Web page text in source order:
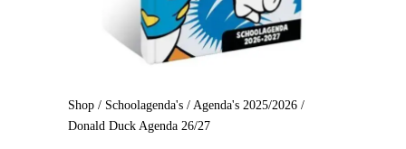
Shop/ Schoolagenda's/ Agenda's 2025/2026/
Donald Duck Agenda 26/27